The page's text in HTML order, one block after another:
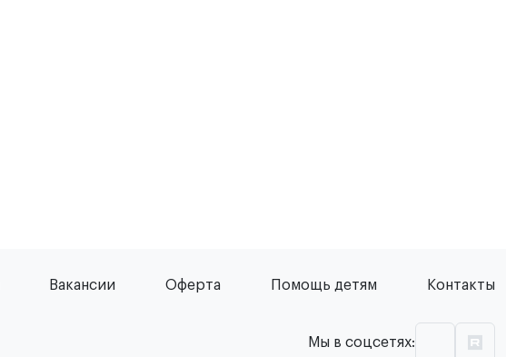
Вакансии Оферта Помощь детям Контакты
Мы в соцсетях: